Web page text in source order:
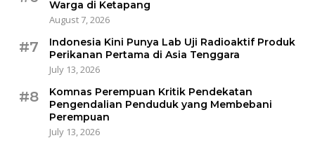
Warga di Ketapang
August 7, 2026
#7
Indonesia Kini Punya Lab Uji Radioaktif Produk
Perikanan Pertama di Asia Tenggara
July 13, 2026
#8
Komnas Perempuan Kritik Pendekatan
Pengendalian Penduduk yang Membebani
Perempuan
July 13, 2026